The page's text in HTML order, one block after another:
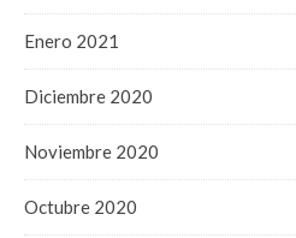
Enero 2021
Diciembre 2020
Noviembre 2020
Octubre 2020